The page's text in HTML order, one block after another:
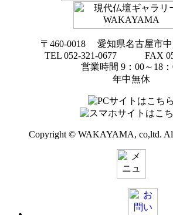
〒460-0018 愛知県名古屋市中
TEL 052-321-0677 FAX
営業時間 9：00～18
年中無休
Copyright © WAKAYAMA, co,ltd. All